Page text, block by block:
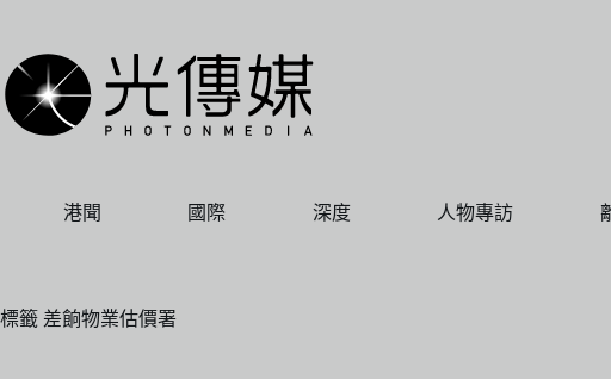
主
要
內
港聞 國際 深度 人物專訪
標籤 差餉物業估價署